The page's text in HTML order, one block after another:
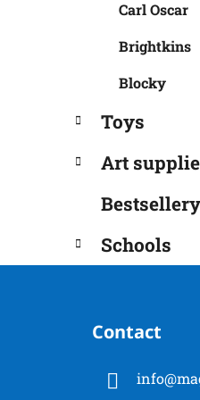
Carl Oscar
Brightkins
Blocky
Toys
Art
Bestsellery
Schools
Contact
info@